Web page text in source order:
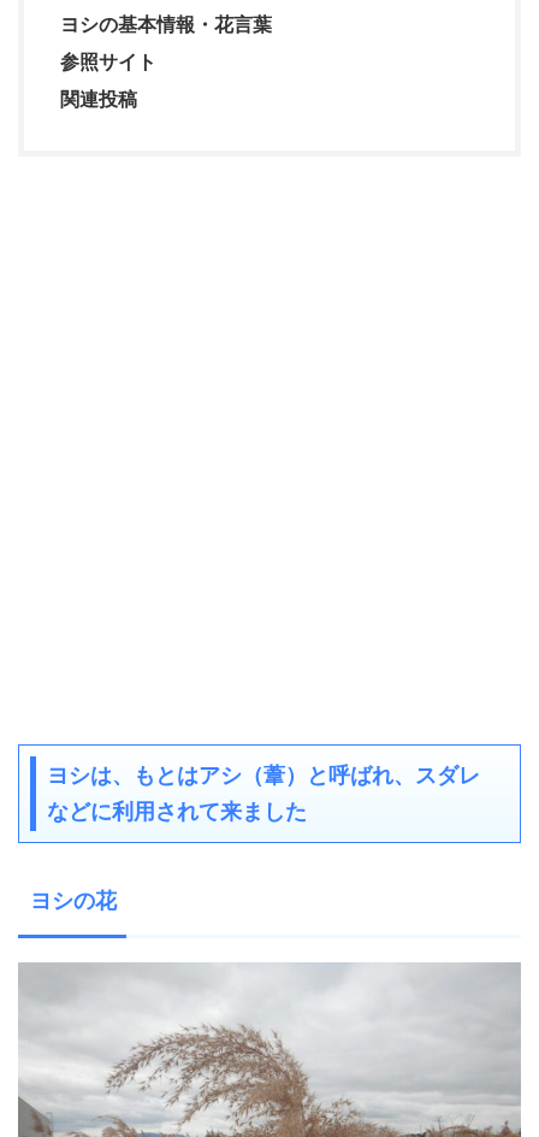
ヨシの基本情報・花言葉
参照サイト
関連投稿
ヨシは、もとはアシ（葦）と呼ばれ、スダレ
などに利用されて来ました
ヨシの花